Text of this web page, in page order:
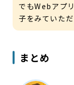
でもWebアプ
子をみていただ
まとめ